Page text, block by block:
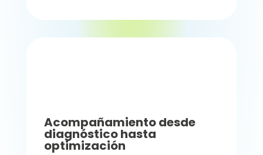
Acompañamiento desde
diagnóstico hasta
optimización